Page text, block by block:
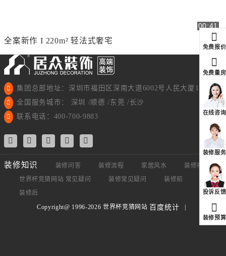
00:41
全案新作 I 220m² 轻法式奢宅
免费报价
免费量房
在线咨询
装修服务
投诉反馈
装修预算
集团总部地址：深圳市福田区深南大道6002号人民大厦11楼
全国服务城市： 深圳 /顺德 /东莞 /长沙
联系电话：400-700-9883
装修知识 装修问答 装修流程 家居风水
装修视频
世界杯竞猜网站 常见疑问
装修常见疑问 装修前
装修中
装修后
Copyright@ 1996-2026 世界杯竞猜网站 百度统计 |